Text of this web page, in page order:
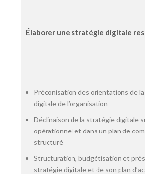
Élaborer une stratégie digitale
Préconisation des orientations de
digitale de l’organisation
Déclinaison de la stratégie digitale
opérationnel et dans un plan de
structuré
Structuration, budgétisation et
stratégie digitale et de son plan